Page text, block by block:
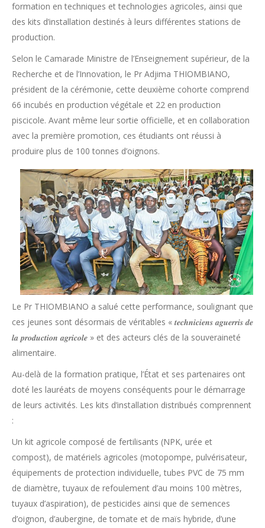
formation en techniques et technologies agricoles, ainsi que
des kits d’installation destinés à leurs différentes stations de
production.
Selon le Camarade Ministre de l’Enseignement supérieur, de la
Recherche et de l’Innovation, le Pr Adjima THIOMBIANO,
président de la cérémonie, cette deuxième cohorte comprend
66 incubés en production végétale et 22 en production
piscicole. Avant même leur sortie officielle, et en collaboration
avec la première promotion, ces étudiants ont réussi à
produire plus de 100 tonnes d’oignons.
Le Pr THIOMBIANO a salué cette performance, soulignant que
ces jeunes sont désormais de véritables « 𝒕𝒆𝒄𝒉𝒏𝒊𝒄𝒊𝒆𝒏𝒔 𝒂𝒈𝒖𝒆𝒓𝒓𝒊𝒔 𝒅𝒆
𝒍𝒂 𝒑𝒓𝒐𝒅𝒖𝒄𝒕𝒊𝒐𝒏 𝒂𝒈𝒓𝒊𝒄𝒐𝒍𝒆 » et des acteurs clés de la souveraineté
alimentaire.
Au-delà de la formation pratique, l’État et ses partenaires ont
doté les lauréats de moyens conséquents pour le démarrage
de leurs activités. Les kits d’installation distribués comprennent
:
Un kit agricole composé de fertilisants (NPK, urée et
compost), de matériels agricoles (motopompe, pulvérisateur,
équipements de protection individuelle, tubes PVC de 75 mm
de diamètre, tuyaux de refoulement d’au moins 100 mètres,
tuyaux d’aspiration), de pesticides ainsi que de semences
d’oignon, d’aubergine, de tomate et de maïs hybride, d’une